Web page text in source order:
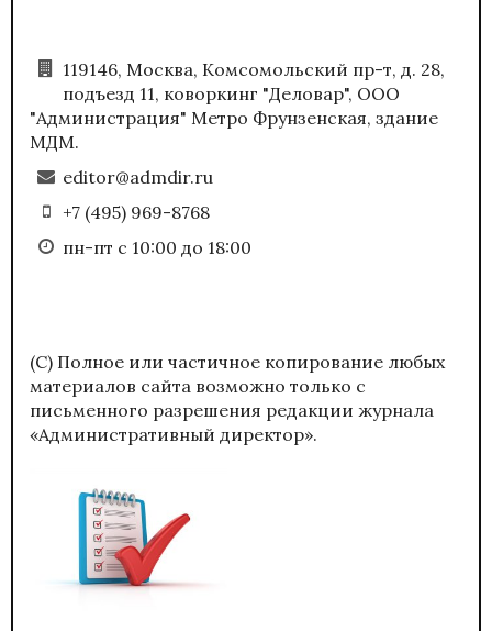
119146, Москва, Комсомольский пр-т, д. 28,
подъезд 11, коворкинг "Деловар", ООО
"Администрация" Метро Фрунзенская, здание
МДМ.
editor@admdir.ru
+7 (495) 969-8768
пн-пт с 10:00 до 18:00
(С) Полное или частичное копирование любых
материалов сайта возможно только с
письменного разрешения редакции журнала
«Административный директор».